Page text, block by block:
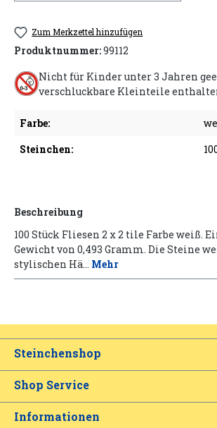
Zum Merkzettel hinzufügen
Produktnummer:99112
Nicht für Kinder unter 3 Jahren
verschluckbare Kleinteile
Farbe:
Steinchen:
Beschreibung
100 Stück Fliesen 2 x 2 tile Farbe weiß.
Gewicht von 0,493 Gramm. Die Steine
stylischen Hä… Mehr
Steinchenshop
Shop Service
Informationen